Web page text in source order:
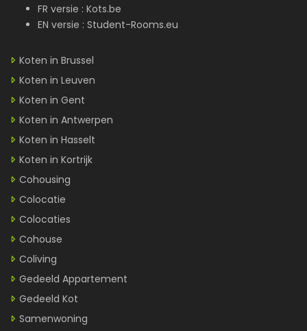
FR versie : Kots.be
EN versie : Student-Rooms.eu
Koten in Brussel
Koten in Leuven
Koten in Gent
Koten in Antwerpen
Koten in Hasselt
Koten in Kortrijk
Cohousing
Colocatie
Colocaties
Cohouse
Coliving
Gedeeld Appartement
Gedeeld Kot
Samenwoning